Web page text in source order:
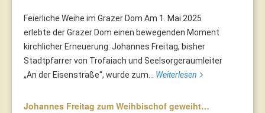
Feierliche Weihe im Grazer Dom Am 1. Mai 2025
erlebte der Grazer Dom einen bewegenden Moment
kirchlicher Erneuerung: Johannes Freitag, bisher
Stadtpfarrer von Trofaiach und Seelsorgeraumleiter
„An der Eisenstraße“, wurde zum... Weiterlesen
Johannes Freitag zum Weihbischof geweiht…